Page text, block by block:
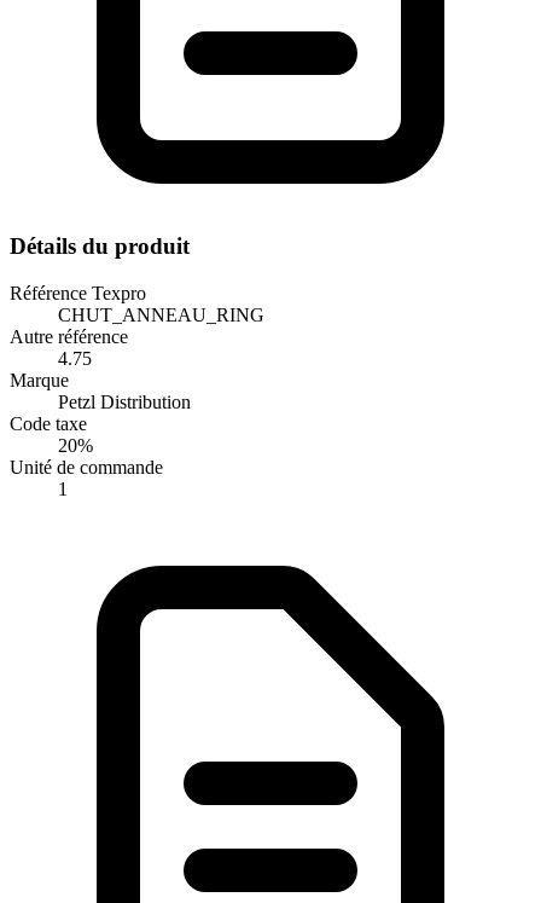
Détails du produit
Référence Texpro
CHUT_ANNEAU_RING
Autre référence
4.75
Marque
Petzl Distribution
Code taxe
20%
Unité de commande
1